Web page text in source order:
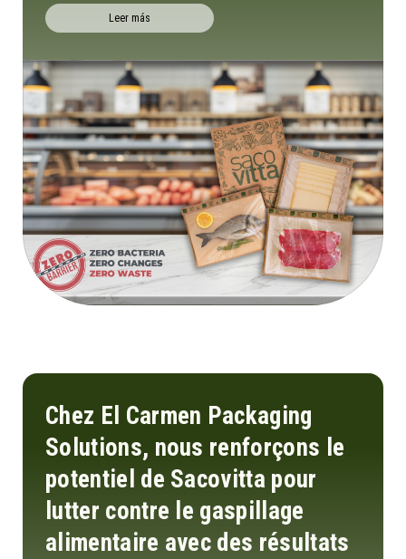
Leer más
Chez El Carmen Packaging
Solutions, nous renforçons le
potentiel de Sacovitta pour
lutter contre le gaspillage
alimentaire avec des résultats